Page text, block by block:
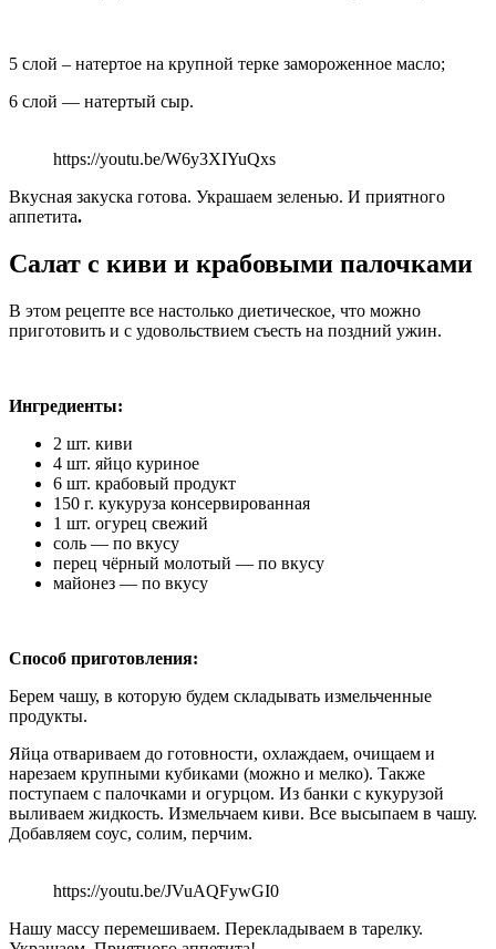
5 слой – натертое на крупной терке замороженное масло;
6 слой — натертый сыр.
https://youtu.be/W6y3XIYuQxs
Вкусная закуска готова. Украшаем зеленью. И приятного
аппетита.
Салат с киви и крабовыми палочками
В этом рецепте все настолько диетическое, что можно
приготовить и с удовольствием съесть на поздний ужин.
Ингредиенты:
2 шт. киви
4 шт. яйцо куриное
6 шт. крабовый продукт
150 г. кукуруза консервированная
1 шт. огурец свежий
соль — по вкусу
перец чёрный молотый — по вкусу
майонез — по вкусу
Способ приготовления:
Берем чашу, в которую будем складывать измельченные
продукты.
Яйца отвариваем до готовности, охлаждаем, очищаем и
нарезаем крупными кубиками (можно и мелко). Также
поступаем с палочками и огурцом. Из банки с кукурузой
выливаем жидкость. Измельчаем киви. Все высыпаем в чашу.
Добавляем соус, солим, перчим.
https://youtu.be/JVuAQFywGI0
Нашу массу перемешиваем. Перекладываем в тарелку.